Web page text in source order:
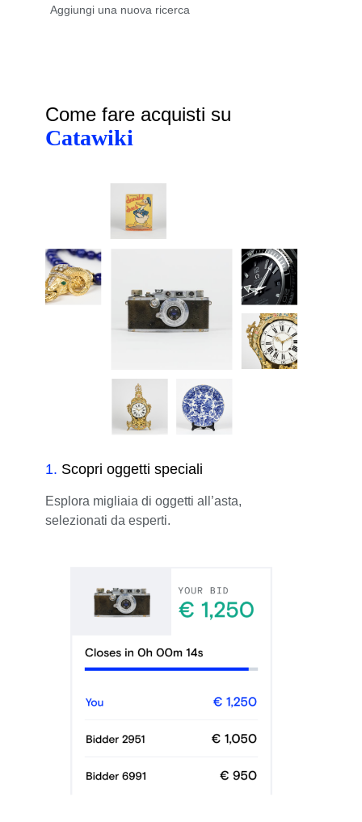
Come fare acquisti su
Catawiki
1. Scopri oggetti speciali
Esplora migliaia di oggetti all’asta,
selezionati da esperti.